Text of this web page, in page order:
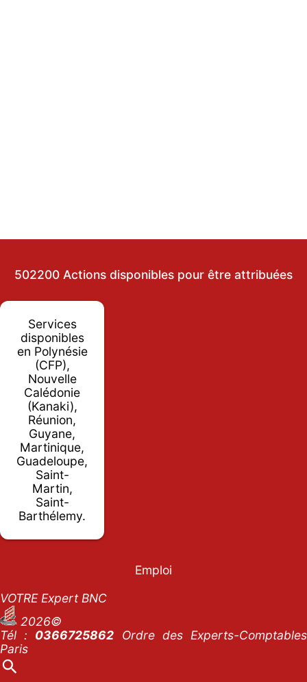
502200 Actions disponibles pour être attribuées
Services
disponibles
en Polynésie
(CFP),
Nouvelle
Calédonie
(Kanaki),
Réunion,
Guyane,
Martinique,
Guadeloupe,
Saint-
Martin,
Saint-
Barthélemy.
Emploi
VOTRE Expert BNC
2026©
Tél : 0366725862 Ordre des Experts-Comptables
Paris